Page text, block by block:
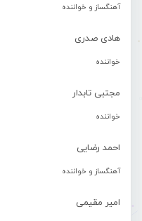
آهنگساز و خواننده
هادی صدری
خواننده
مجتبی تابدار
خواننده
احمد رضایی
آهنگساز و خواننده
امیر مقیمی